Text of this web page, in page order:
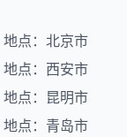
点：北京市
点：西安市
点：昆明市
点：青岛市